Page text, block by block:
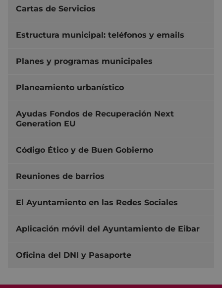
Cartas de Servicios
Estructura municipal: teléfonos y emails
Planes y programas municipales
Planeamiento urbanístico
Ayudas Fondos de Recuperación Next
Generation EU
Código Ético y de Buen Gobierno
Reuniones de barrios
El Ayuntamiento en las Redes Sociales
Aplicación móvil del Ayuntamiento de Eibar
Oficina del DNI y Pasaporte